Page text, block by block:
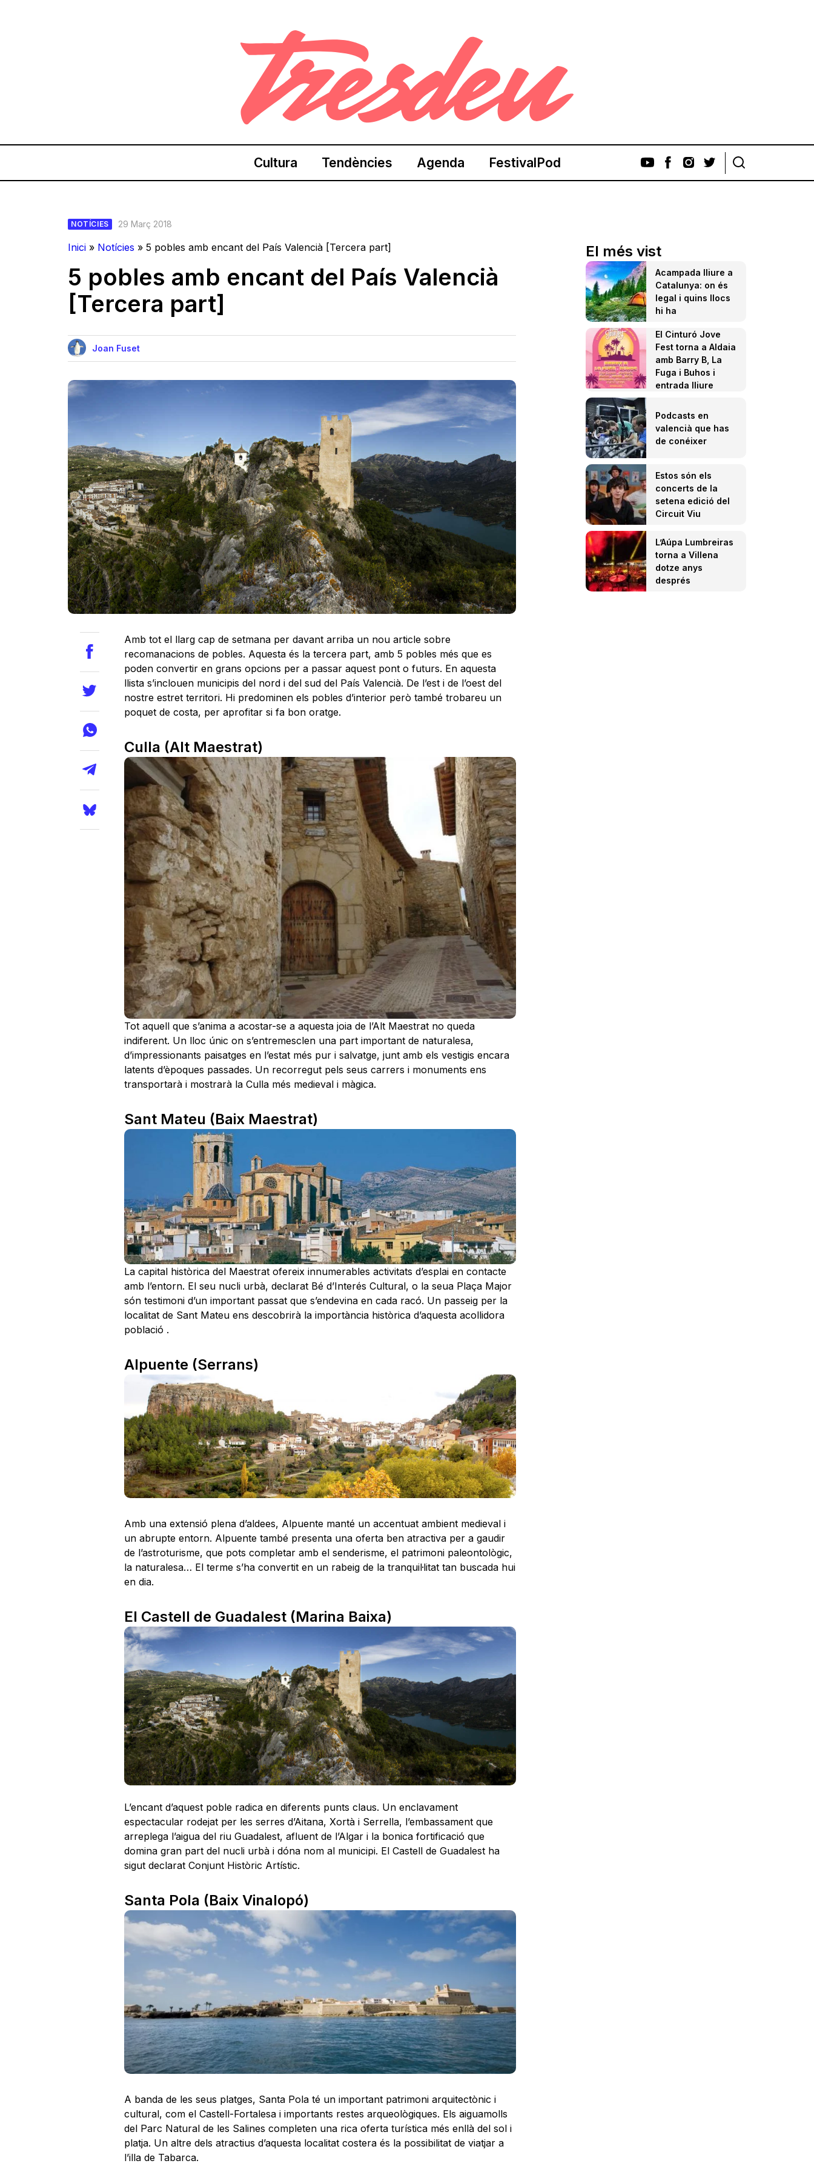
Cultura Tendències Agenda FestivalPod
NOTÍCIES 29 Març 2018
Inici » Notícies » 5 pobles amb encant del País Valencià [Tercera part]
5 pobles amb encant del País Valencià
[Tercera part]
Joan Fuset
Amb tot el llarg cap de setmana per davant arriba un nou article sobre
recomanacions de pobles. Aquesta és la tercera part, amb 5 pobles més que es
poden convertir en grans opcions per a passar aquest pont o futurs. En aquesta
llista s’inclouen municipis del nord i del sud del País Valencià. De l’est i de l’oest del
nostre estret territori. Hi predominen els pobles d’interior però també trobareu un
poquet de costa, per aprofitar si fa bon oratge.
Culla (Alt Maestrat)
Tot aquell que s’anima a acostar-se a aquesta joia de l’Alt Maestrat no queda
indiferent. Un lloc únic on s’entremesclen una part important de naturalesa,
d’impressionants paisatges en l’estat més pur i salvatge, junt amb els vestigis encara
latents d’èpoques passades. Un recorregut pels seus carrers i monuments ens
transportarà i mostrarà la Culla més medieval i màgica.
Sant Mateu (Baix Maestrat)
La capital històrica del Maestrat ofereix innumerables activitats d’esplai en contacte
amb l’entorn. El seu nucli urbà, declarat Bé d’Interés Cultural, o la seua Plaça Major
són testimoni d’un important passat que s’endevina en cada racó. Un passeig per la
localitat de Sant Mateu ens descobrirà la importància històrica d’aquesta acollidora
població .
Alpuente (Serrans)
Amb una extensió plena d’aldees, Alpuente manté un accentuat ambient medieval i
un abrupte entorn. Alpuente també presenta una oferta ben atractiva per a gaudir
de l’astroturisme, que pots completar amb el senderisme, el patrimoni paleontològic,
la naturalesa… El terme s’ha convertit en un rabeig de la tranquil·litat tan buscada hui
en dia.
El Castell de Guadalest (Marina Baixa)
L’encant d’aquest poble radica en diferents punts claus. Un enclavament
espectacular rodejat per les serres d’Aitana, Xortà i Serrella, l’embassament que
arreplega l’aigua del riu Guadalest, afluent de l’Algar i la bonica fortificació que
domina gran part del nucli urbà i dóna nom al municipi. El Castell de Guadalest ha
sigut declarat Conjunt Històric Artístic.
Santa Pola (Baix Vinalopó)
A banda de les seus platges, Santa Pola té un important patrimoni arquitectònic i
cultural, com el Castell-Fortalesa i importants restes arqueològiques. Els aiguamolls
del Parc Natural de les Salines completen una rica oferta turística més enllà del sol i
platja. Un altre dels atractius d’aquesta localitat costera és la possibilitat de viatjar a
l’illa de Tabarca.
El més vist
Acampada lliure a
Catalunya: on és
legal i quins llocs
hi ha
El Cinturó Jove
Fest torna a Aldaia
amb Barry B, La
Fuga i Buhos i
entrada lliure
Podcasts en
valencià que has
de conéixer
Estos són els
concerts de la
setena edició del
Circuit Viu
L’Aúpa Lumbreiras
torna a Villena
dotze anys
després